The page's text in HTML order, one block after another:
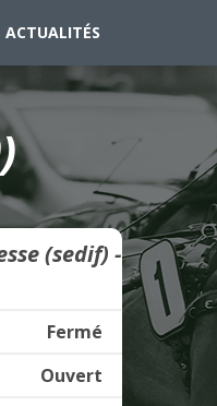
ACTUALITÉS
(sedif) -
Fermé
Ouvert